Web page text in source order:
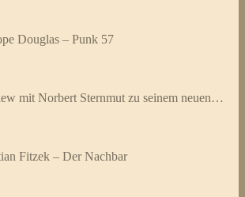
Douglas – Punk 57
mit Norbert Sternmut zu seinem neuen…
Fitzek – Der Nachbar